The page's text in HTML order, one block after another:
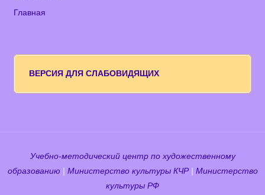
Главная
ВЕРСИЯ ДЛЯ СЛАБОВИДЯЩИХ
Учебно-методический центр по художественному
образованию
Министерство культуры КЧР| Министерство
культуры РФ